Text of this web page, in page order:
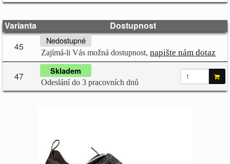
Varianta
Dostupnost
45
Nedostupné
Zajímá-li Vás možná dostupnost, napište nám dotaz
47 Skladem
Odeslání do 3 pracovních dnů